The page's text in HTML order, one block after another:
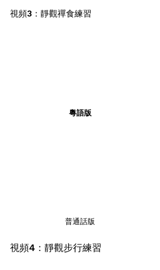
視頻3 ：靜觀禪食練習
粵語版
普通話版
視頻4 ：靜觀步行練習